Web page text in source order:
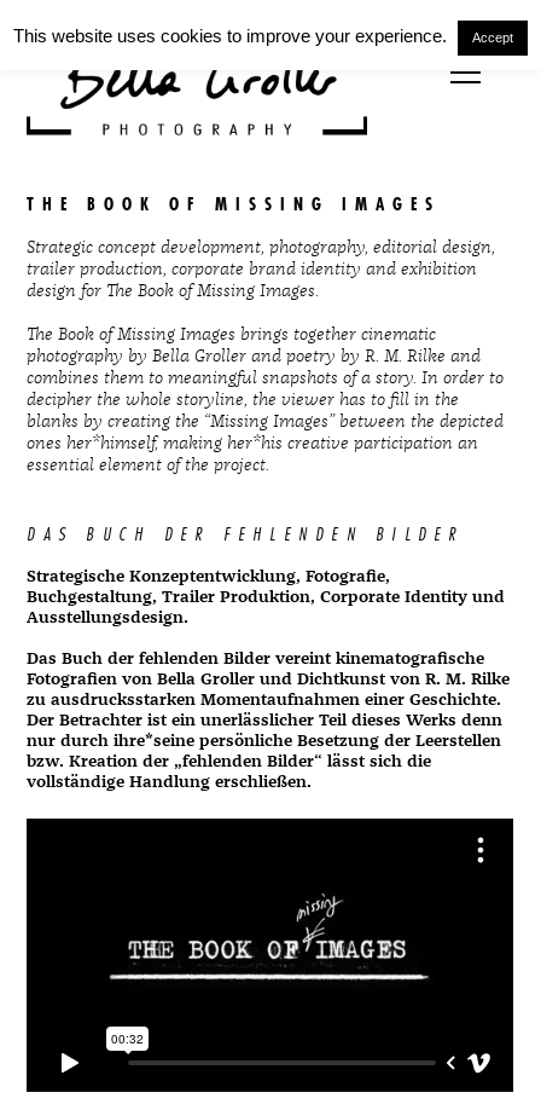
THE BOOK OF MISSING IMAGES
Strategic concept development, photography, editorial design,
trailer production, corporate brand identity and exhibition
design for The Book of Missing Images.
The Book of Missing Images brings together cinematic
photography by Bella Groller and poetry by R. M. Rilke and
combines them to meaningful snapshots of a story. In order to
decipher the whole storyline, the viewer has to fill in the
blanks by creating the “Missing Images” between the depicted
ones her*himself, making her*his creative participation an
essential element of the project.
DAS BUCH DER FEHLENDEN BILDER
Strategische Konzeptentwicklung, Fotografie,
Buchgestaltung, Trailer Produktion, Corporate Identity und
Ausstellungsdesign.
Das Buch der fehlenden Bilder vereint kinematografische
Fotografien von Bella Groller und Dichtkunst von R. M. Rilke
zu ausdrucksstarken Momentaufnahmen einer Geschichte.
Der Betrachter ist ein unerlässlicher Teil dieses Werks denn
nur durch ihre*seine persönliche Besetzung der Leerstellen
bzw. Kreation der „fehlenden Bilder“ lässt sich die
vollständige Handlung erschließen.
This website uses cookies to improve your experience. Accept